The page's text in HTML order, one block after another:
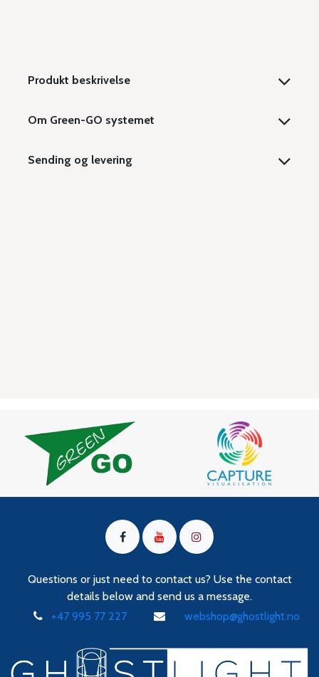
Produkt beskrivelse
Om Green-GO systemet
Sending og levering
Questions or just need to contact us? Use the contact
details below and send us a message.
+47 995 77 227
webshop@ghostlight.no